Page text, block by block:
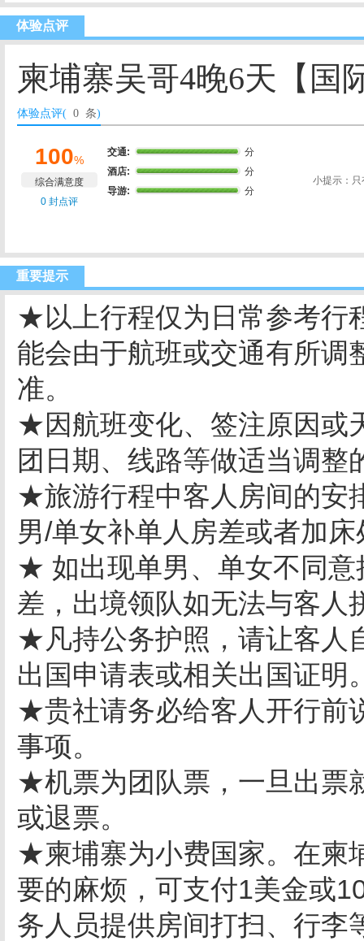
体验点评
柬埔寨吴哥4晚6天【国
体验点评( 0 条)
100%
综合满意度
0 封点评
交通:
分
酒店:
分
导游:
分
小提示：
重要提示
★以上行程仅为日常参考行
能会由于航班或交通有所调
准。
★因航班变化、签注原因或
团日期、线路等做适当调整
★旅游行程中客人房间的安
男/单女补单人房差或者加床
★ 如出现单男、单女不同意
差，出境领队如无法与客人
★凡持公务护照，请让客人
出国申请表或相关出国证明
★贵社请务必给客人开行前
事项。
★机票为团队票，一旦出票
或退票。
★柬埔寨为小费国家。在柬
要的麻烦，可支付1美金或
务人员提供房间打扫、行李